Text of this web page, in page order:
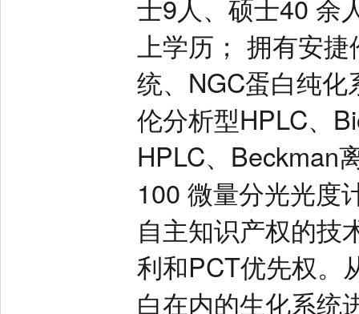
士9人、硕士40 余
上学历； 拥有安
统、NGC蛋白纯
伦分析型HPLC、
HPLC、Beckman
100 微量分光光度
自主知识产权的技
利和PCT优先权。
白在内的生化系统